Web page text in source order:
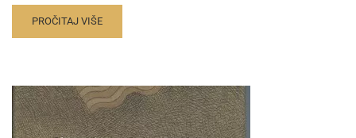
PROČITAJ VIŠE